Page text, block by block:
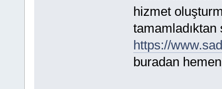
hizmet
tamamladıktan
https://
buradan